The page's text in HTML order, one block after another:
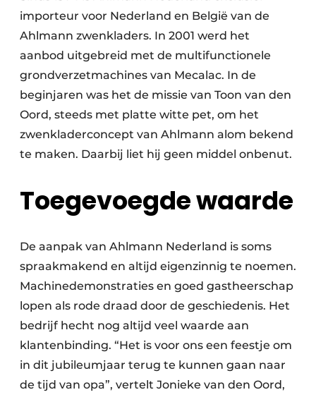
importeur voor Nederland en België van de
Ahlmann zwenkladers. In 2001 werd het
aanbod uitgebreid met de multifunctionele
grondverzetmachines van Mecalac. In de
beginjaren was het de missie van Toon van den
Oord, steeds met platte witte pet, om het
zwenkladerconcept van Ahlmann alom bekend
te maken. Daarbij liet hij geen middel onbenut.
Toegevoegde waarde
De aanpak van Ahlmann Nederland is soms
spraakmakend en altijd eigenzinnig te noemen.
Machinedemonstraties en goed gastheerschap
lopen als rode draad door de geschiedenis. Het
bedrijf hecht nog altijd veel waarde aan
klantenbinding. “Het is voor ons een feestje om
in dit jubileumjaar terug te kunnen gaan naar
de tijd van opa”, vertelt Jonieke van den Oord,